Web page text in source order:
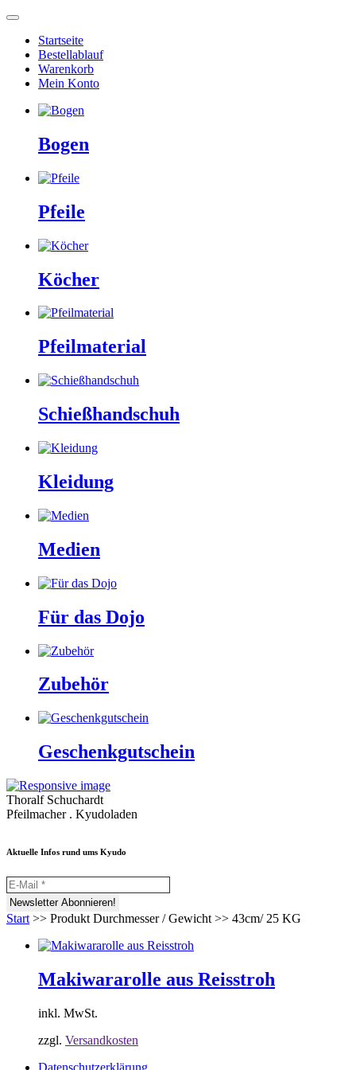
Startseite
Bestellablauf
Warenkorb
Mein Konto
Bogen
Pfeile
Köcher
Pfeilmaterial
Schießhandschuh
Kleidung
Medien
Für das Dojo
Zubehör
Geschenkgutschein
Thoralf Schuchardt
Pfeilmacher . Kyudoladen
Aktuelle Infos rund ums Kyudo
Start >> Produkt Durchmesser / Gewicht >> 43cm/ 25 KG
Makiwararolle aus Reisstroh
inkl. MwSt.
zzgl. Versandkosten
Datenschutzerklärung